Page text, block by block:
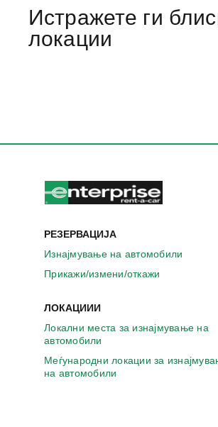
Истражете ги
локации
РЕЗЕРВАЦИЈА
Изнајмување на автомобили
Прикажи/измени/откажи
ЛОКАЦИИИ
Локални места за изнајмување на
автомобили
Меѓународни локации за
на автомобили